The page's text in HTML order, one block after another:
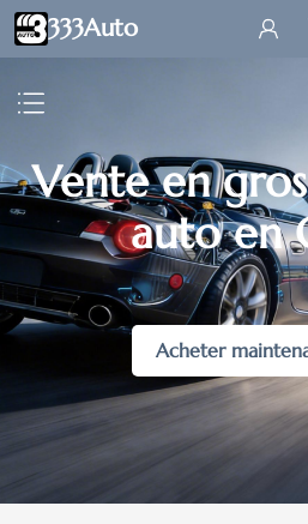
333Auto
Vente en
auto en
Acheter